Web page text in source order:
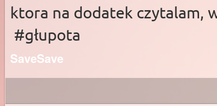
ktora na dodatek czytalam,
#głupota
SaveSave